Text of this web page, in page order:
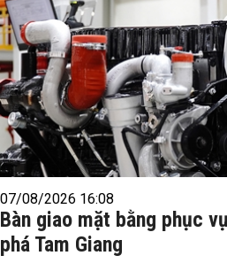
07/08/2026 16:08
Bàn giao mặt bằng phục
phá Tam Giang